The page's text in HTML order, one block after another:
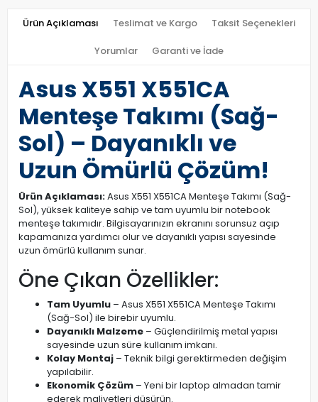
Ürün Açıklaması Teslimat ve Kargo Taksit Seçenekleri
Yorumlar Garanti ve İade
Asus X551 X551CA
Menteşe Takımı (Sağ-
Sol) – Dayanıklı ve
Uzun Ömürlü Çözüm!
Ürün Açıklaması:Asus X551 X551CA Menteşe Takımı (Sağ-
Sol), yüksek kaliteye sahip ve tam uyumlu bir notebook
menteşe takımıdır. Bilgisayarınızın ekranını sorunsuz açıp
kapamanıza yardımcı olur ve dayanıklı yapısı sayesinde
uzun ömürlü kullanım sunar.
Öne Çıkan Özellikler:
Tam Uyumlu – Asus X551 X551CA Menteşe Takımı
(Sağ-Sol) ile birebir uyumlu.
Dayanıklı Malzeme – Güçlendirilmiş metal yapısı
sayesinde uzun süre kullanım imkanı.
Kolay Montaj – Teknik bilgi gerektirmeden değişim
yapılabilir.
Ekonomik Çözüm – Yeni bir laptop almadan tamir
ederek maliyetleri düşürün.